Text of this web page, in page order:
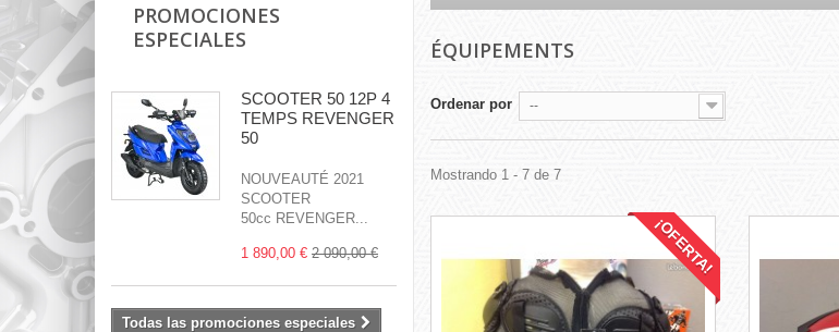
PROMOCIONES
ESPECIALES
SCOOTER 50 12P 4
TEMPS REVENGER
50
NOUVEAUTÉ 2021
SCOOTER
50cc REVENGER...
1 890,00 € 2 090,00 €
Todas las promociones especiales
ÉQUIPEMENTS
Ordenar por --
Mostrando 1 - 7 de 7
¡OFERTA!